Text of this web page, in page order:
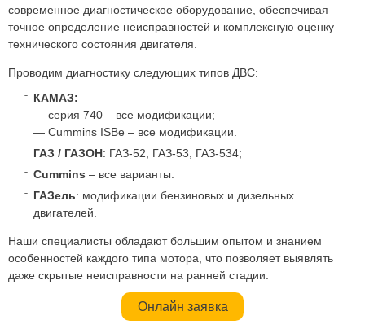
современное диагностическое оборудование, обеспечивая
точное определение неисправностей и комплексную оценку
технического состояния двигателя.
Проводим диагностику следующих типов ДВС:
КАМАЗ:
— серия 740 – все модификации;
— Cummins ISBe – все модификации.
ГАЗ / ГАЗОН: ГАЗ-52, ГАЗ-53, ГАЗ-534;
Cummins – все варианты.
ГАЗель: модификации бензиновых и дизельных
двигателей.
Наши специалисты обладают большим опытом и знанием
особенностей каждого типа мотора, что позволяет выявлять
даже скрытые неисправности на ранней стадии.
Онлайн заявка